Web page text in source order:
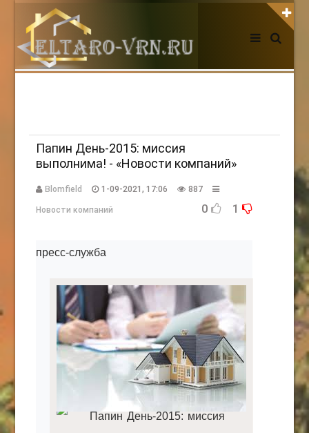
АВТОРИЗАЦИЯ НА САЙТЕ
Регистрация
КАК С НАМИ СВЯЗАТЬСЯ
Edgarpo26@gmail.com
axin.ed@yandex.ru
yrikf40@gmail.com
Папин День-2015: миссия
выполнима! - «Новости компаний»
Blomfield 1-09-2021, 17:06 887
Новости компаний 0 1
пресс-служба